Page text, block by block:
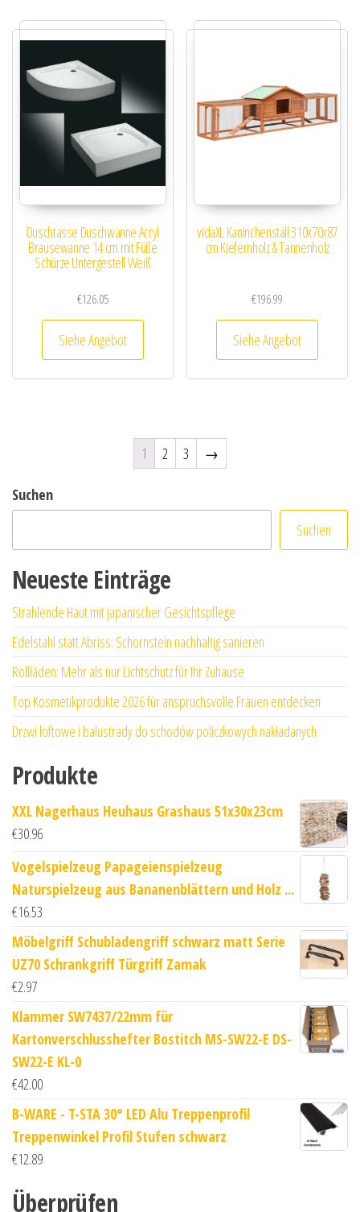
Duschtasse Duschwanne Acryl
Brausewanne 14 cm mit Füße
Schürze Untergestell Weiß
€126.05
Siehe Angebot
vidaXL Kaninchenstall 310x70x87
cm Kiefernholz & Tannenholz
€196.99
Siehe Angebot
1 2 3 →
Suchen
Suchen
Neueste Einträge
Strahlende Haut mit japanischer Gesichtspflege
Edelstahl statt Abriss: Schornstein nachhaltig sanieren
Rollläden: Mehr als nur Lichtschutz für Ihr Zuhause
Top Kosmetikprodukte 2026 für anspruchsvolle Frauen entdecken
Drzwi loftowe i balustrady do schodów policzkowych nakładanych
Produkte
XXL Nagerhaus Heuhaus Grashaus 51x30x23cm
€30.96
Vogelspielzeug Papageienspielzeug
Naturspielzeug aus Bananenblättern und Holz ...
€16.53
Möbelgriff Schubladengriff schwarz matt Serie
UZ70 Schrankgriff Türgriff Zamak
€2.97
Klammer SW7437/22mm für
Kartonverschlusshefter Bostitch MS-SW22-E DS-
SW22-E KL-0
€42.00
B-WARE - T-STA 30° LED Alu Treppenprofil
Treppenwinkel Profil Stufen schwarz
€12.89
Überprüfen